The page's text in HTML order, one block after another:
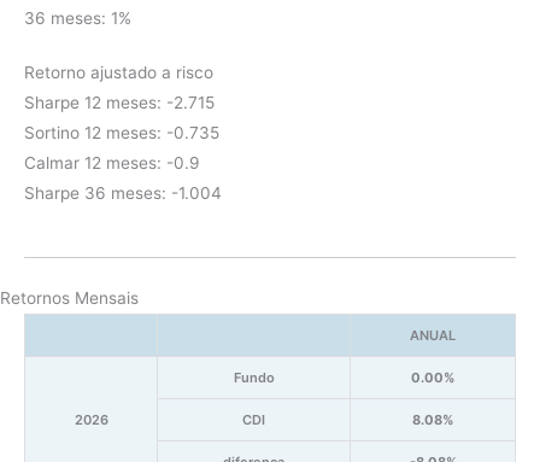
36 meses: 1%
Retorno ajustado a risco
Sharpe 12 meses: -2.715
Sortino 12 meses: -0.735
Calmar 12 meses: -0.9
Sharpe 36 meses: -1.004
Retornos Mensais
ANUAL
2026
Fundo 0.00%
CDI 8.08%